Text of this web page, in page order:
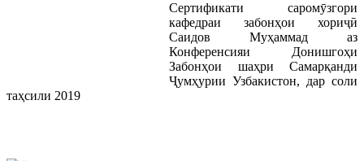
Сертификати саромӯзгори
кафедраи забонҳои хориҷӣ
Саидов Муҳаммад аз
Конференсияи Донишгоҳи
Забонҳои шаҳри Самарқанди
Ҷумҳурии Узбакистон, дар соли
таҳсили 2019